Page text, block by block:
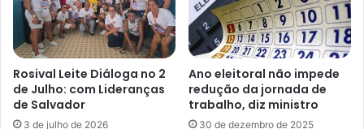
Rosival Leite Diáloga no 2
de Julho: com Lideranças
de Salvador
3 de julho de 2026
Ano eleitoral não impede
redução da jornada de
trabalho, diz ministro
30 de dezembro de 2025